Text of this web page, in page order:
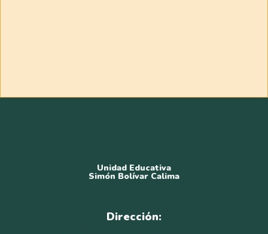
Unidad Educativa
Simón Bolívar Calima
Dirección: